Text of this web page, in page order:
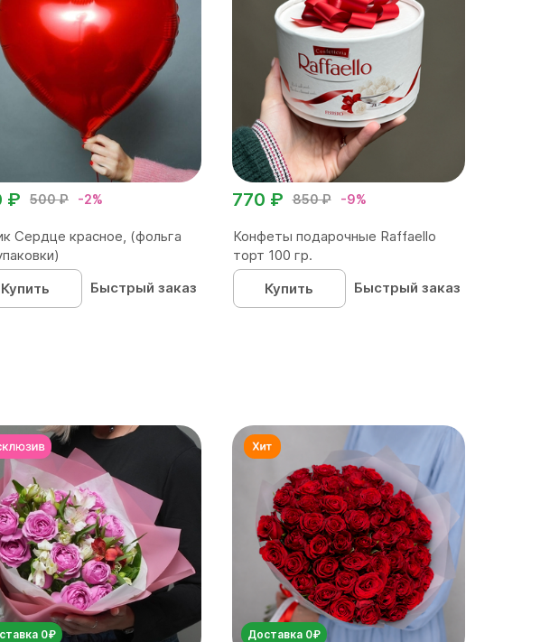
500 ₽ -2%
₽
Сердце красное, (фольга
Купить
Быстрый заказ
850 ₽ -9%
770 ₽
Конфеты подарочные Raffaello
торт 100 гр.
Купить
Быстрый заказ
0₽ Доставка 0₽